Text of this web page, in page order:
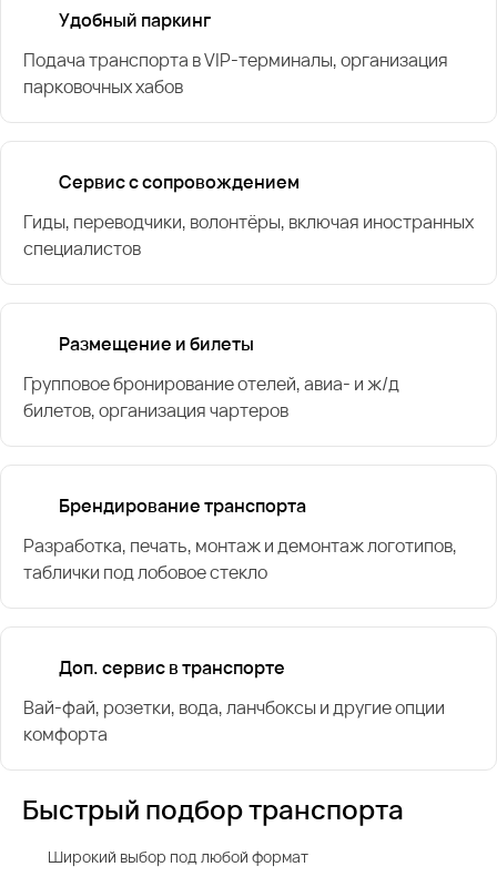
Удобный паркинг
Подача транспорта в VIP-терминалы, организация
парковочных хабов
Сервис с сопровождением
Гиды, переводчики, волонтёры, включая иностранных
специалистов
Размещение и билеты
Групповое бронирование отелей, авиа- и ж/д
билетов, организация чартеров
Брендирование транспорта
Разработка, печать, монтаж и демонтаж логотипов,
таблички под лобовое стекло
Доп. сервис в транспорте
Вай-фай, розетки, вода, ланчбоксы и другие опции
комфорта
Быстрый подбор транспорта
Широкий выбор под любой формат